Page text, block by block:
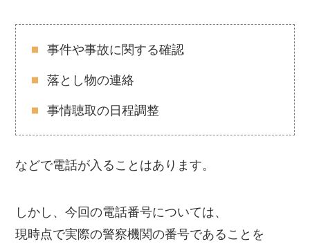
事件や事故に関する確認
落とし物の連絡
事情聴取の日程調整
などで電話が入ることはあります。
しかし、今回の電話番号については、
現時点で実際の警察機関の番号であることを